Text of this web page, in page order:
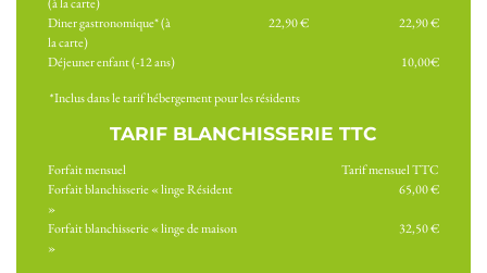
(à la carte)
Diner gastronomique* (à
la carte)
22,90 € 22,90 €
Déjeuner enfant (-12 ans) 10,00€
*Inclus dans le tarif hébergement pour les résidents
TARIF BLANCHISSERIE TTC
Forfait mensuel
Tarif mensuel TTC
Forfait blanchisserie « linge Résident
»
65,00 €
Forfait blanchisserie « linge de maison
»
32,50 €